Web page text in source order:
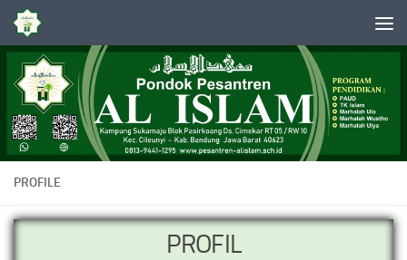
Skip to content
PROFILE
PROFIL